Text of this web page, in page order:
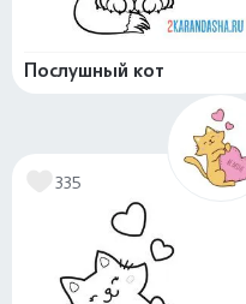
Послушный кот
335